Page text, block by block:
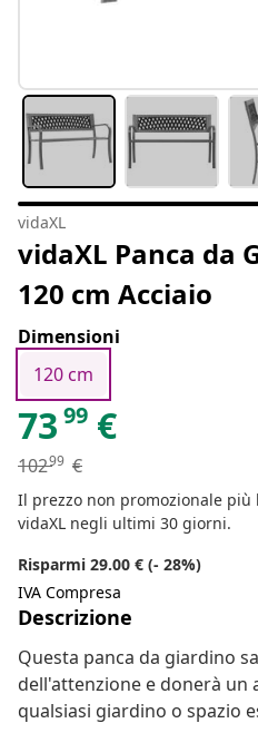
vidaXL
vidaXL Panca da
120 cm Acciaio
Dimensioni
120 cm
73 99 €
10299 €
Il prezzo non promozionale più
vidaXL negli ultimi 30 giorni.
Risparmi 29.00 € (- 28%)
IVA Compresa
Descrizione
Questa panca da giardino
dell'attenzione e donerà un
qualsiasi giardino o spazio